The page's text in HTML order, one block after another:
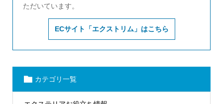
ただいています。
ECサイト「エクストリム」はこちら
カテゴリ一覧